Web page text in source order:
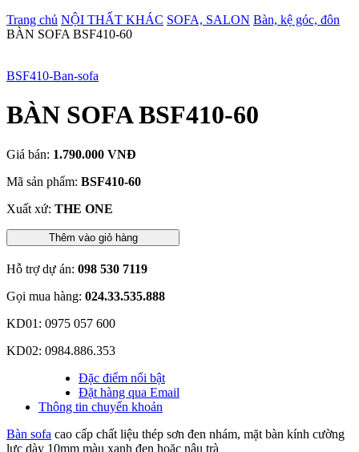
Trang chủ NỘI THẤT KHÁC SOFA, SALON Bàn, kệ góc, đôn
BÀN SOFA BSF410-60
BSF410-Ban-sofa
BÀN SOFA BSF410-60
Giá bán: 1.790.000 VNĐ
Mã sản phẩm: BSF410-60
Xuất xứ: THE ONE
Thêm vào giỏ hàng
Hỗ trợ dự án: 098 530 7119
Gọi mua hàng: 024.33.535.888
KD01: 0975 057 600
KD02: 0984.886.353
Đặc điểm nổi bật
Đặt hàng qua Email
Thông tin chuyển khoản
Bàn sofa cao cấp chất liệu thép sơn đen nhám, mặt bàn kính cường
lực dày 10mm màu xanh đen hoặc nâu trà